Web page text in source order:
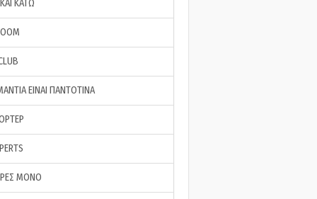
ΚΑΤΩ
ΕΙΝΑΙ ΠΑΝΤΟΤΙΝΑ
ΜΟΝΟ